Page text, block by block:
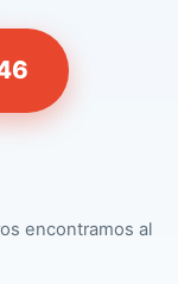
encontramos al